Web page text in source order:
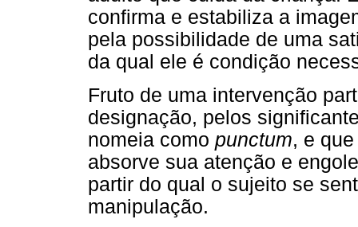
confirma e estabiliza a
pela possibilidade de uma
da qual ele é condição
Fruto de uma intervenção
designação, pelos
nomeia como punctum, e
absorve sua atenção e
partir do qual o sujeito se
manipulação.